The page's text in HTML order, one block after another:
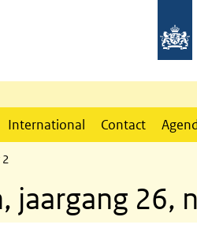
International Contact
jaargang 26,